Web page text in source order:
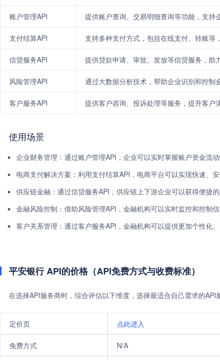
账户管理API 提供账户查询、交易明细查询等功能，支持
支付结算API 支持多种支付方式，包括在线支付、转账等
信贷服务API 提供贷款申请、审批、发放等信贷服务，助
风险管理API 通过大数据分析技术，帮助企业识别和控制
客户服务API 提供客户咨询、投诉处理等服务，提升客户
使用场景
企业财务管理：通过账户管理API，企业可以实时掌握账户资金流
电商支付解决方案：利用支付结算API，电商平台可以实现快速、
供应链金融：通过信贷服务API，供应链上下游企业可以获得便捷
金融风险控制：借助风险管理API，金融机构可以实时监控和控制
客户关系管理：通过客户服务API，金融机构可以提供更加个性化
平安银行 API的价格（API免费方式与收费标准）
在选择API服务商时，综合评估以下维度，选择最适合自己需求的
定价页 点此进入
免费方式 N/A